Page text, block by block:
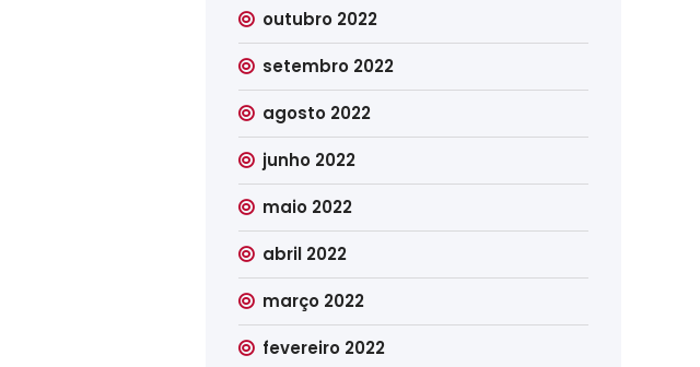
outubro 2022
setembro 2022
agosto 2022
junho 2022
maio 2022
abril 2022
março 2022
fevereiro 2022